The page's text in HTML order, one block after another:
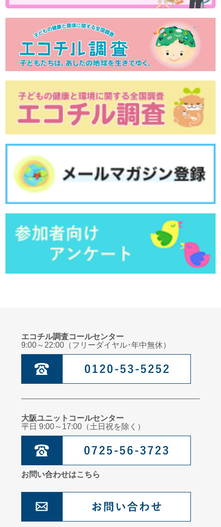
エコチル調査コールセンター
9:00～22:00（フリーダイヤル･年中無休）
大阪ユニットコールセンター
平日 9:00～17:00（土日祝を除く）
お問い合わせはこちら